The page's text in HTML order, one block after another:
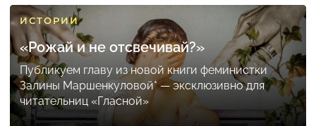
ИСТОРИИ
«Рожай и не отсвечивай?»
Публикуем главу из новой книги феминистки
Залины Маршенкуловой* — эксклюзивно для
читательниц «Гласной»